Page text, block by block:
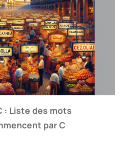
: Liste des mots
par C